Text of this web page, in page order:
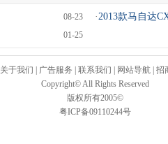
08-23 ·2013款马自达
01-25
关于我们 广告服务 联系我们 网站导航 招
Copyright© All Rights Reserved
版权所有2005©
粤ICP备09110244号